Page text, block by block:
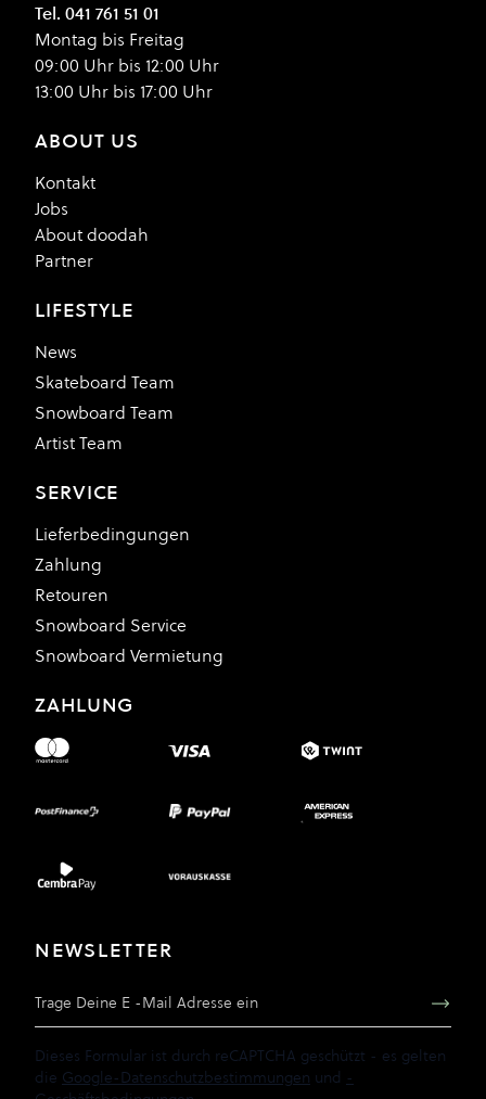
Tel. 041 761 51 01
Montag bis Freitag
09:00 Uhr bis 12:00 Uhr
13:00 Uhr bis 17:00 Uhr
ABOUT US
Kontakt
Jobs
About doodah
Partner
LIFESTYLE
News
Skateboard Team
Snowboard Team
Artist Team
SERVICE
Lieferbedingungen
Zahlung
Retouren
Snowboard Service
Snowboard Vermietung
ZAHLUNG
NEWSLETTER
Dieses Formular ist durch reCAPTCHA geschützt - es gelten
die Google-Datenschutzbestimmungen und -